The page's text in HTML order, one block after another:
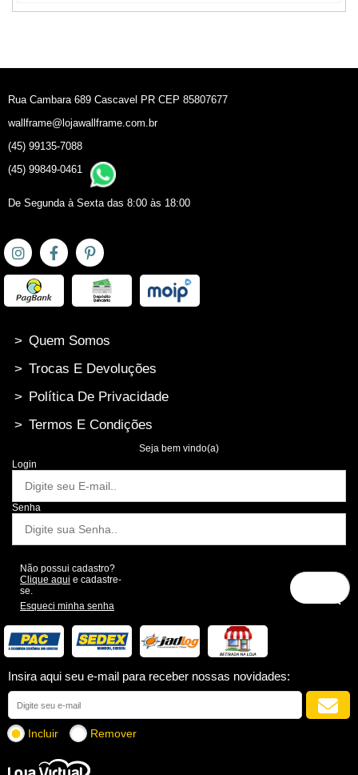
Rua Cambara 689 Cascavel PR CEP 85807677
wallframe@lojawallframe.com.br
(45) 99135-7088
(45) 99849-0461
De Segunda à Sexta das 8:00 às 18:00
> Quem Somos
> Trocas E Devoluções
> Política De Privacidade
> Termos E Condições
Seja bem vindo(a)
Login
Senha
Não possui cadastro?
Clique aqui e cadastre-
se.
Esqueci minha senha
Insira aqui seu e-mail para receber nossas novidades:
Incluir Remover